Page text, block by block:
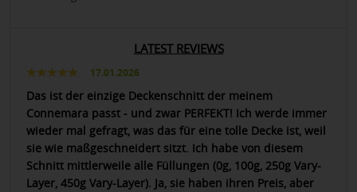
LATEST REVIEWS
17.01.2026
Das ist der einzige Deckenschnitt der meinem
Connemara passt - und zwar PERFEKT! Ich werde immer
wieder mal gefragt, was das für eine tolle Decke ist, weil
sie wie maßgeschneidert sitzt. Ich habe von diesem
Schnitt mittlerweile alle Füllungen (0g, 100g, 250g Vary-
Layer, 450g Vary-Layer). Ja, sie haben ihren Preis, aber